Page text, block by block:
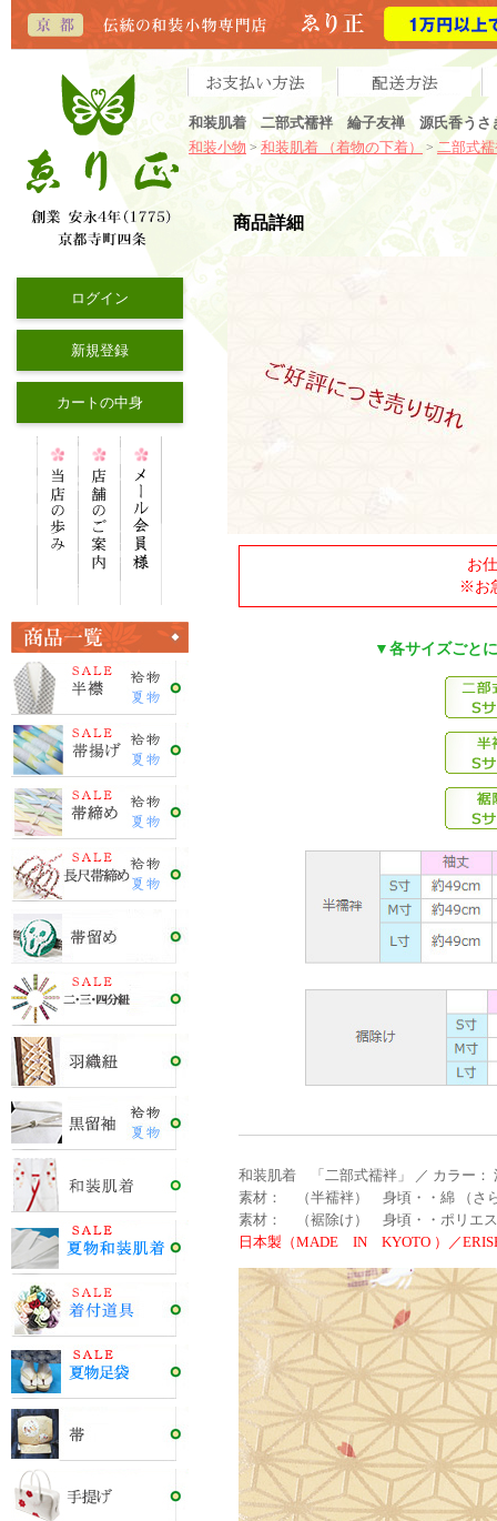
和装肌着 二部式襦袢 綸子友禅 源氏香うさ
和装小物 > 和装肌着 （着物の下着） > 二部式
ログイン
新規登録
カートの中身
商品詳細
お
※お
▼各サイズごと
和装肌着 「二部式襦袢」 ／ カラー：
素材： （半襦袢） 身頃・・綿 （さ
素材： （裾除け） 身頃・・ポリエス
日本製（MADE IN KYOTO ）／